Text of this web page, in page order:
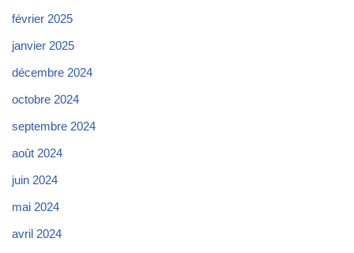
février 2025
janvier 2025
décembre 2024
octobre 2024
septembre 2024
août 2024
juin 2024
mai 2024
avril 2024